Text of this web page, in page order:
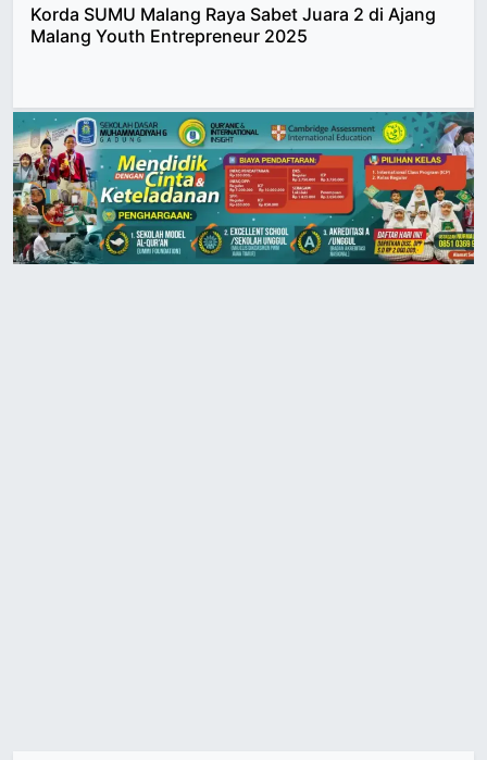
Korda SUMU Malang Raya Sabet Juara 2 di Ajang
Malang Youth Entrepreneur 2025